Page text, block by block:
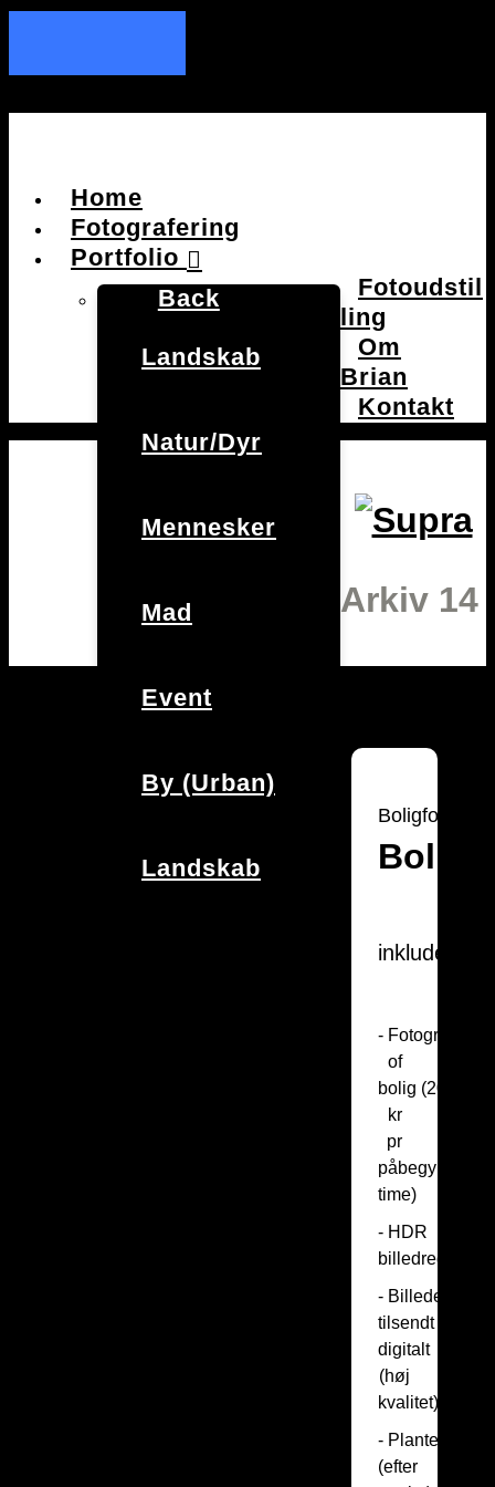
Home
Fotografering
Portfolio
Back
Landskab
Natur/Dyr
Mennesker
Mad
Event
By (Urban)
Landskab
Fotoudstil
ling
Om
Brian
Kontakt
Arkiv 14
Bolig
inkluderer:
- Fotografering
of
bolig (200
kr
pr
påbegyndt
time)
- HDR
- Billeder
tilsendt
digitalt
(høj
kvalitet)
- Plantegning
(efter